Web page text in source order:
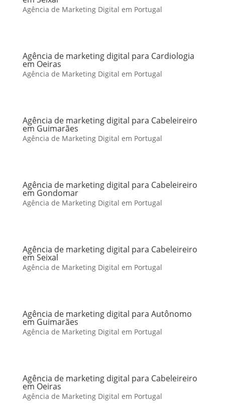
Agência de Marketing Digital em Portugal
Agência de marketing digital para Cardiologia
em Oeiras
Agência de Marketing Digital em Portugal
Agência de marketing digital para Cabeleireiro
em Guimarães
Agência de Marketing Digital em Portugal
Agência de marketing digital para Cabeleireiro
em Gondomar
Agência de Marketing Digital em Portugal
Agência de marketing digital para Cabeleireiro
em Seixal
Agência de Marketing Digital em Portugal
Agência de marketing digital para Autônomo
em Guimarães
Agência de Marketing Digital em Portugal
Agência de marketing digital para Cabeleireiro
em Oeiras
Agência de Marketing Digital em Portugal